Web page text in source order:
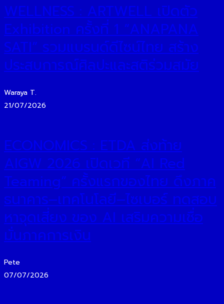
WELLNESS : ARTWELL เปิดตัว
Exhibition ครั้งที่ 1 “ANAPANA
SATI” รวมแบรนด์ดีไซน์ไทย สร้าง
ประสบการณ์ศิลปะและสติร่วมสมัย
Waraya T.
21/07/2026
ECONOMICS : ETDA ส่งท้าย
AIGW 2026 เปิดเวที “AI Red
Teaming” ครั้งแรกของไทย ดึงภาค
ธนาคาร–เทคโนโลยี–ไซเบอร์ ทดสอบ
หาจุดเสี่ยง ของ AI เสริมความเชื่อ
มั่นภาคการเงิน
Pete
07/07/2026